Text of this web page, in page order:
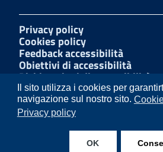
Il sito utilizza i cookies per
navigazione sul nostro sito.
Privacy policy
OK
Privacy policy
Cookies policy
Feedback accessibilità
Obiettivi di accessibilità
Dichiarazioni di accessibilità
Amministrazione Trasparente
Mappa del sito
Segnalazioni di illecito